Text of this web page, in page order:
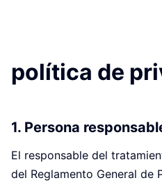
política de
1. Persona
El responsable del
del Reglamento General de